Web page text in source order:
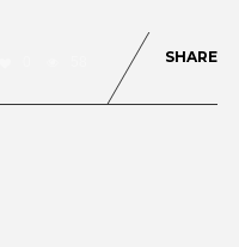
SHARE